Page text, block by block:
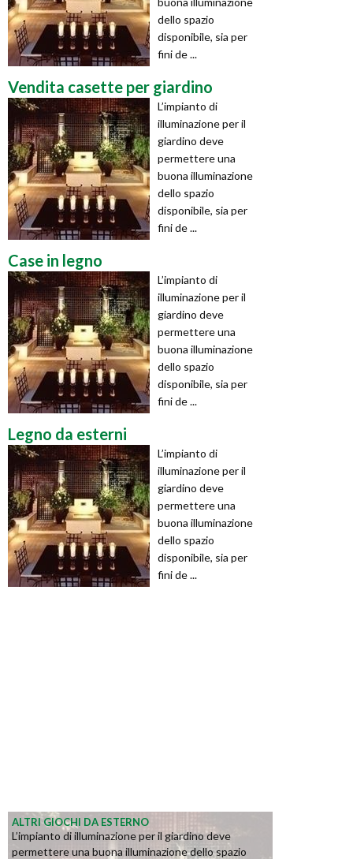
dello spazio
disponibile, sia per
fini de ...
Vendita casette per giardino
L’impianto di
illuminazione per il
giardino deve
permettere una
buona illuminazione
dello spazio
disponibile, sia per
fini de ...
Case in legno
L’impianto di
illuminazione per il
giardino deve
permettere una
buona illuminazione
dello spazio
disponibile, sia per
fini de ...
Legno da esterni
L’impianto di
illuminazione per il
giardino deve
permettere una
buona illuminazione
dello spazio
disponibile, sia per
fini de ...
ALTRI GIOCHI DA ESTERNO
L’impianto di illuminazione per il giardino deve
permettere una buona illuminazione dello spazio